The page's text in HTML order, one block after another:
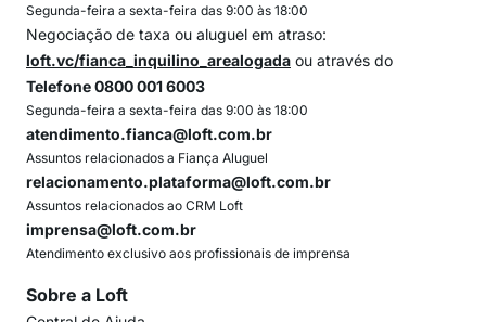
Segunda-feira a sexta-feira das 9:00 às 18:00
Negociação de taxa ou aluguel em atraso:
loft.vc/fianca_inquilino_arealogada ou através do
Telefone 0800 001 6003
Segunda-feira a sexta-feira das 9:00 às 18:00
atendimento.fianca@loft.com.br
Assuntos relacionados a Fiança Aluguel
relacionamento.plataforma@loft.com.br
Assuntos relacionados ao CRM Loft
imprensa@loft.com.br
Atendimento exclusivo aos profissionais de imprensa
Sobre a Loft